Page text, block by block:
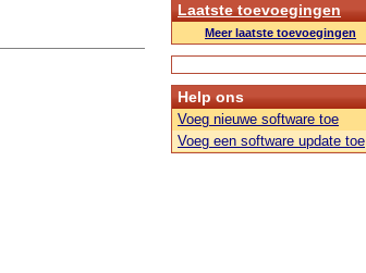
Laatste toevoegingen
Meer laatste toevoegingen
Help ons
Voeg nieuwe software toe
Voeg een software update toe